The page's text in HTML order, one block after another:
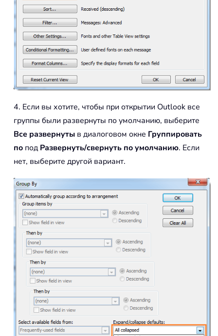
4. Если вы хотите, чтобы при открытии Outlook все
группы были развернуты по умолчанию, выберите
Все развернуты в диалоговом окне Группировать
по под Развернуть/свернуть по умолчанию. Если
нет, выберите другой вариант.